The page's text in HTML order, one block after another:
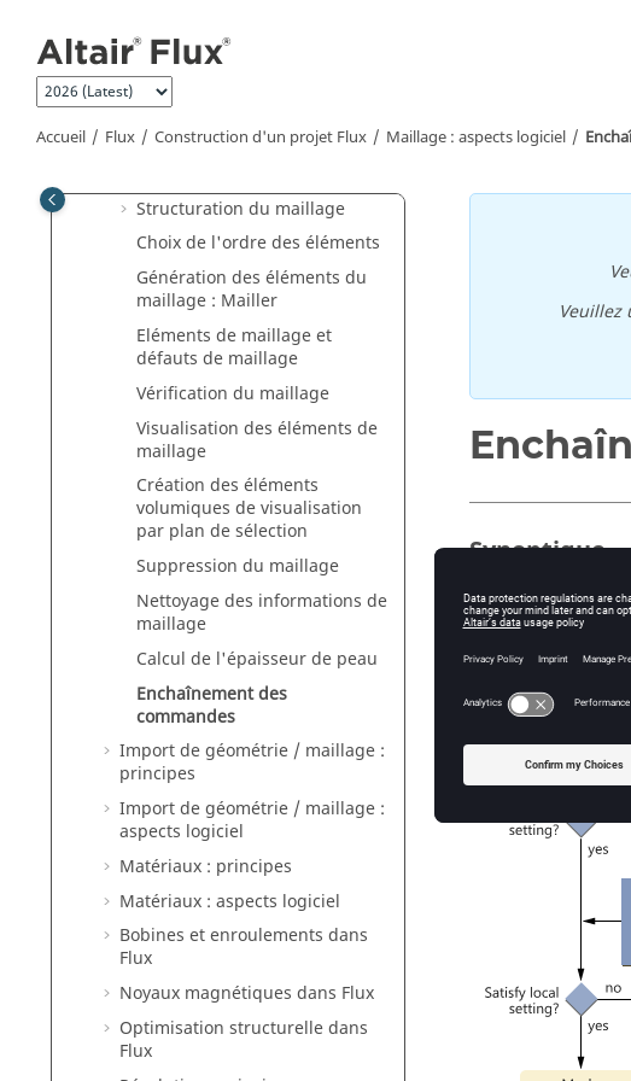
Accueil Flux Construction d'un projet Flux Maillage : aspects logiciel
Mailleur
Relaxation Lignes / Faces /
Volumes
Ombrage (3D)
Structuration du maillage
Choix de l'ordre des éléments
Génération des éléments du
maillage : Mailler
Eléments de maillage et
défauts de maillage
Vérification du maillage
Visualisation des éléments de
maillage
Création des éléments
volumiques de visualisation
par plan de sélection
Suppression du maillage
Nettoyage des informations de
maillage
Calcul de l'épaisseur de peau
Enchaînement des
commandes
Import de géométrie / maillage :
principes
Import de géométrie / maillage :
aspects logiciel
Matériaux : principes
Matériaux : aspects logiciel
Bobines et enroulements dans
Flux
Noyaux magnétiques dans Flux
Optimisation structurelle dans
Flux
Synoptique
Pour la génération